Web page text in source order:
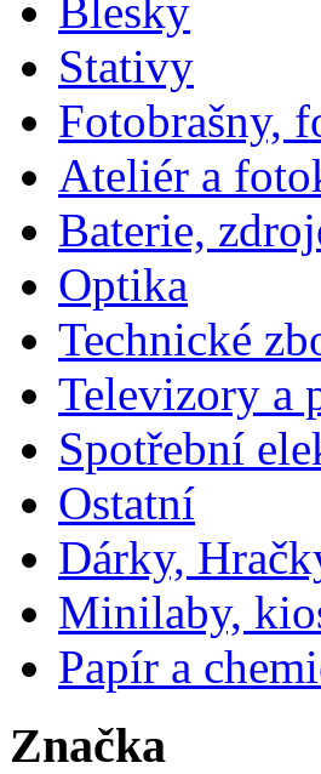
Blesky
Stativy
Fotobrašny,
Ateliér a
Baterie,
Optika
Technické
Televizory a
Spotřební
Ostatní
Dárky,
Minilaby,
Papír a
Značka